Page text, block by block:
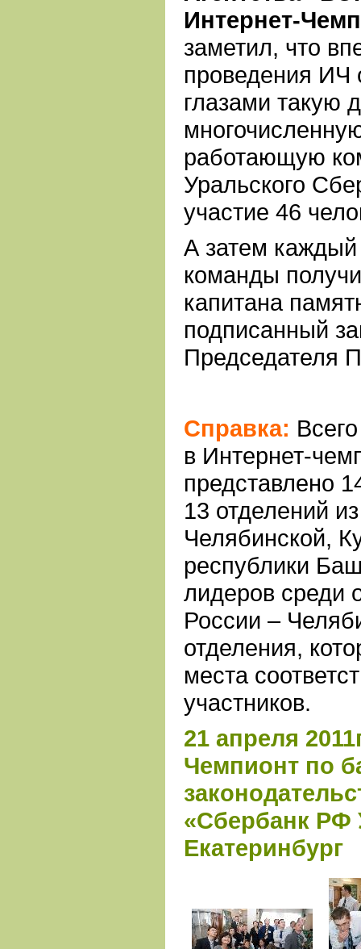
Интернет-
заметил, что
проведения ИЧ
глазами такую
работающую
Уральского
участие 46
А затем каждый
команды
капитана
подписанный
Председателя
Справка:
в Интернет-
представлено
13 отделений
Челябинской,
республики
лидеров среди
России –
отделения,
места
участников.
21 апреля
Чемпионт по
«Сбербанк РФ
Екатеринбург